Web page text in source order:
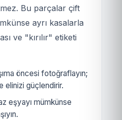
Bu parçalar çift
ayrı kasalarla
ve "kırılır" etiketi
öncesi fotoğraflayın;
elinizi güçlendirir.
eşyayı mümkünse